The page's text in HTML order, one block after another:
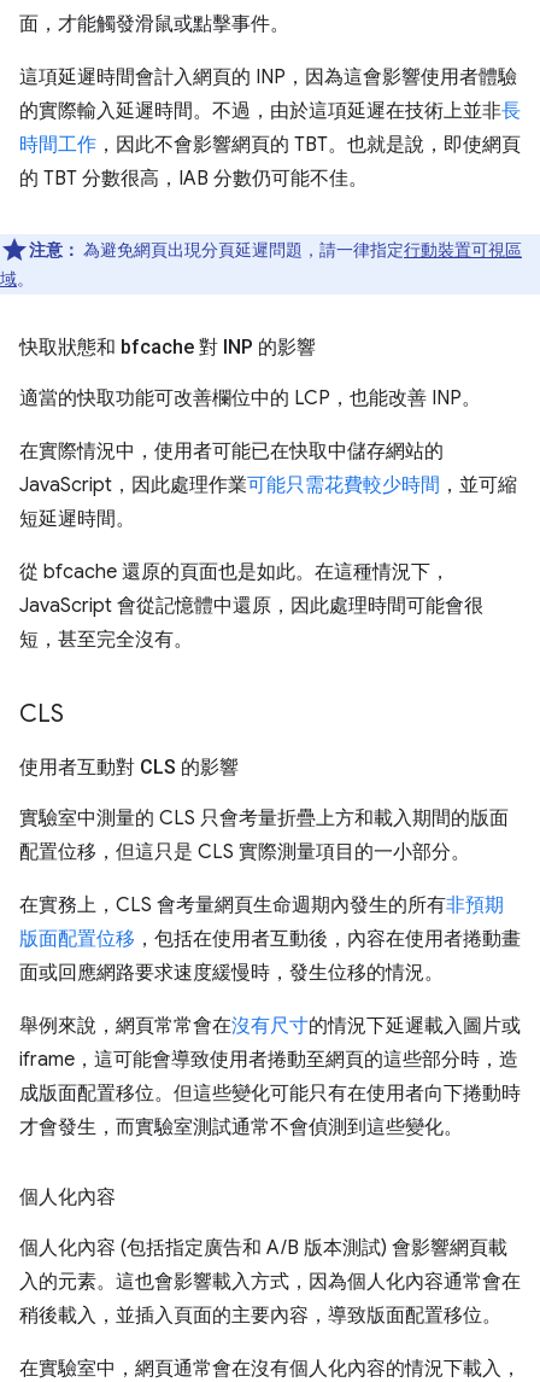
面，才能觸發滑鼠或點擊事件。
這項延遲時間會計入網頁的 INP，因為這會影響使用者體驗
的實際輸入延遲時間。不過，由於這項延遲在技術上並非長
時間工作 ，因此不會影響網頁的 TBT。也就是說，即使網頁
的 TBT 分數很高，IAB 分數仍可能不佳。
注意： 為避免網頁出現分頁延遲問題，請一律指定行動裝置可視區
域。
快取狀態和 bfcache 對 INP 的影響
適當的快取功能可改善欄位中的 LCP，也能改善 INP。
在實際情況中，使用者可能已在快取中儲存網站的
JavaScript，因此處理作業可能只需花費較少時間 ，並可縮
短延遲時間。
從 bfcache 還原的頁面也是如此。在這種情況下，
JavaScript 會從記憶體中還原，因此處理時間可能會很
短，甚至完全沒有。
CLS
使用者互動對 CLS 的影響
實驗室中測量的 CLS 只會考量折疊上方和載入期間的版面
配置位移，但這只是 CLS 實際測量項目的一小部分。
在實務上，CLS 會考量網頁生命週期內發生的所有非預期
版面配置位移 ，包括在使用者互動後，內容在使用者捲動畫
面或回應網路要求速度緩慢時，發生位移的情況。
舉例來說，網頁常常會在沒有尺寸的情況下延遲載入圖片或
iframe，這可能會導致使用者捲動至網頁的這些部分時，造
成版面配置移位。但這些變化可能只有在使用者向下捲動時
才會發生，而實驗室測試通常不會偵測到這些變化。
個人化內容
個人化內容 (包括指定廣告和 A/B 版本測試) 會影響網頁載
入的元素。這也會影響載入方式，因為個人化內容通常會在
稍後載入，並插入頁面的主要內容，導致版面配置移位。
在實驗室中，網頁通常會在沒有個人化內容的情況下載入，